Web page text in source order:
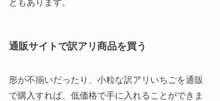
ともあります。
通販サイトで訳アリ商品を買う
形が不揃いだったり、小粒な訳アリいちごを通販
で購入すれば、低価格で手に入れることができま